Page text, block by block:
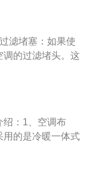
有及时更换空调
致空调滤芯通过
管密封性变差：
性变差，存在漏
滤堵塞：如果使
调的过滤堵头。这
不管内外循环，
进入车内。
绍：1、空调布
用的是冷暖一体式
、操纵机构等组